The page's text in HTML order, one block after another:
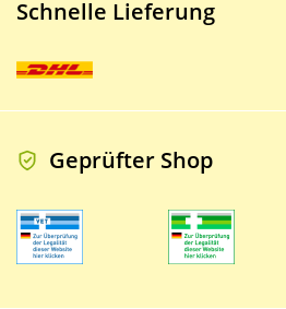
Schnelle Lieferung
Geprüfter Shop